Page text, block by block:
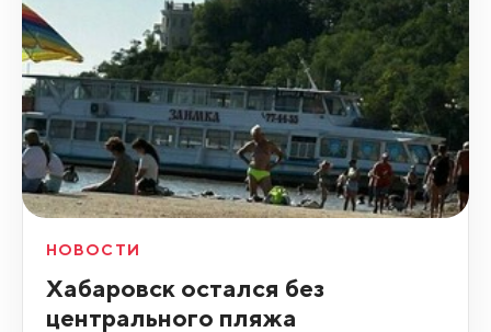
НОВОСТИ
Хабаровск остался без
центрального пляжа